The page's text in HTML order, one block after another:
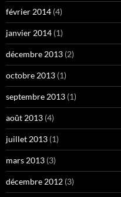
février 2014 (4)
janvier 2014 (1)
décembre 2013 (2)
octobre 2013 (1)
septembre 2013 (1)
août 2013 (4)
juillet 2013 (1)
mars 2013 (3)
décembre 2012 (3)